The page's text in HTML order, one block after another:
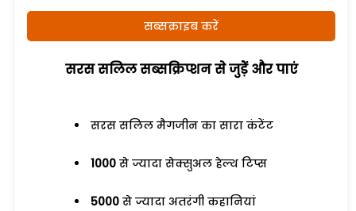
सब्सक्राइब करें
सरस सलिल सब्सक्रिप्शन से जुड़ेें और पाएं
सरस सलिल मैगजीन का सारा कंटेंट
1000 से ज्यादा सेक्सुअल हेल्थ टिप्स
5000 से ज्यादा अतरंगी कहानियां